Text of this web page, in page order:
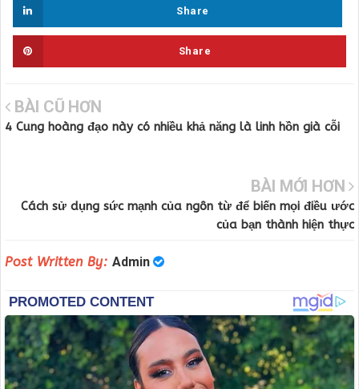
Share
Share
BÀI CŨ HƠN
4 Cung hoàng đạo này có nhiều khả năng là linh hồn già cỗi
BÀI MỚI HƠN
Cách sử dụng sức mạnh của ngôn từ để biến mọi điều ước
của bạn thành hiện thực
Post Written By: Admin